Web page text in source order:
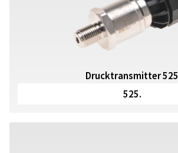
Drucktransmitter 525
525.